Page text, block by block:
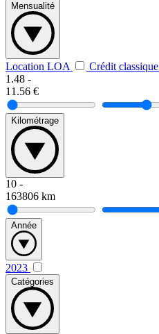
Mensualité
Location LOA
Crédit classique
1.48 -
11.56 €
Kilométrage
10 -
163806 km
Année
2023
Catégories